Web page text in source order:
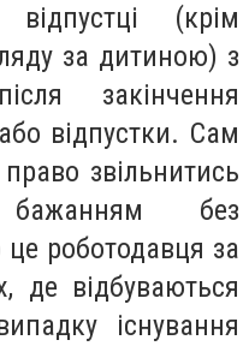
(крім
за дитиною) з
закінчення
відпустки. Сам
звільнитись
без
роботодавця за
де відбуваються
існування